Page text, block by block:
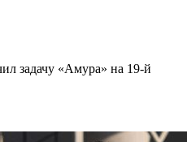
задачу «Амура» на 19-й